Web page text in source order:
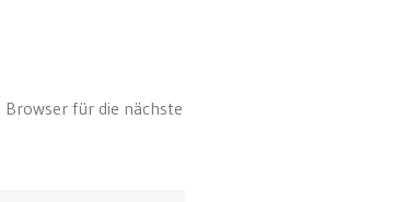
Browser für die nächste